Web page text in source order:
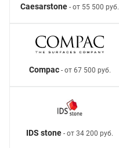
Caesarstone - от 55 500 руб.
Compac- от 67 500 руб.
IDS stone - от 34 200 руб.